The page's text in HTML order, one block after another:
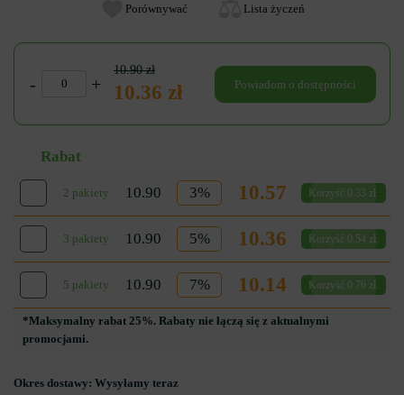
Porównywać
Lista życzeń
- +
10.90 zł
10.36 zł Powiadom o dostępności
Rabat
2 pakiety 10.90 3% 10.57 Korzyść 0.33 zł.
3 pakiety 10.90 5% 10.36 Korzyść 0.54 zł.
5 pakiety 10.90 7% 10.14 Korzyść 0.76 zł.
*Maksymalny rabat 25%. Rabaty nie łączą się z aktualnymi
promocjami.
Okres dostawy: Wysyłamy teraz